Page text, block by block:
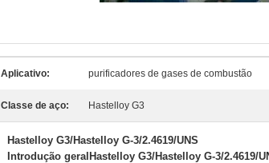
Aplicativo: purificadores de gases de combustão
Classe de aço: Hastelloy G3
Hastelloy G3/Hastelloy G-3/2.4619/UNS
Introdução geral Hastelloy G3/Hastelloy G-3/2.4619/